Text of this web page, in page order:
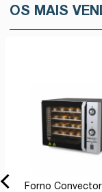
OS MAIS
Forno